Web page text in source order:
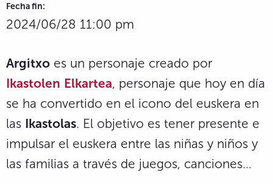
Fecha fin:
2024/06/28 11:00 pm
Argitxo es un personaje creado por
Ikastolen Elkartea, personaje que hoy en día
se ha convertido en el icono del euskera en
las Ikastolas. El objetivo es tener presente e
impulsar el euskera entre las niñas y niños y
las familias a través de juegos, canciones…